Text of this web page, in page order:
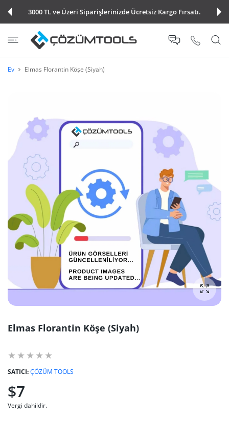
ATLA 3000 TL ve Üzeri Siparişlerinizde Ücretsiz Kargo Fırsatı.
Ev Elmas Florantin Köşe (Siyah)
Elmas Florantin Köşe (Siyah)
SATICI:ÇÖZÜM TOOLS
$7
Vergi dahildir.